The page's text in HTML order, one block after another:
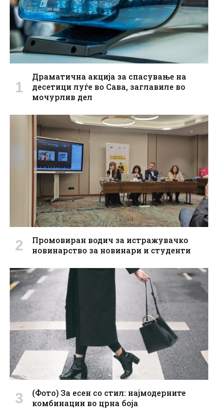
Драматична акција за спасување на
десетици луѓе во Сава, заглавиле во
мочурлив дел
Промовиран водич за истражувачко
новинарство за новинари и студенти
(Фото) За есен со стил: најмодерните
комбинации во црна боја